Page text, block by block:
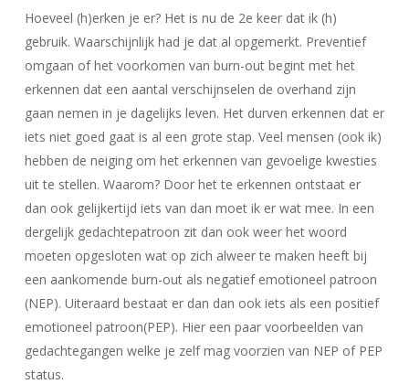
Hoeveel (h)erken je er? Het is nu de 2e keer dat ik (h)
gebruik. Waarschijnlijk had je dat al opgemerkt. Preventief
omgaan of het voorkomen van burn-out begint met het
erkennen dat een aantal verschijnselen de overhand zijn
gaan nemen in je dagelijks leven. Het durven erkennen dat er
iets niet goed gaat is al een grote stap. Veel mensen (ook ik)
hebben de neiging om het erkennen van gevoelige kwesties
uit te stellen. Waarom? Door het te erkennen ontstaat er
dan ook gelijkertijd iets van dan moet ik er wat mee. In een
dergelijk gedachtepatroon zit dan ook weer het woord
moeten opgesloten wat op zich alweer te maken heeft bij
een aankomende burn-out als negatief emotioneel patroon
(NEP). Uiteraard bestaat er dan dan ook iets als een positief
emotioneel patroon(PEP). Hier een paar voorbeelden van
gedachtegangen welke je zelf mag voorzien van NEP of PEP
status.